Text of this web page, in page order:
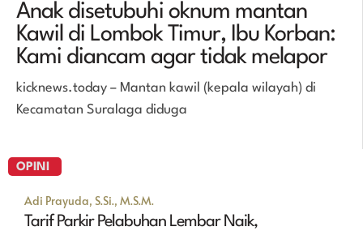
Anak disetubuhi oknum mantan
Kawil di Lombok Timur, Ibu Korban:
Kami diancam agar tidak melapor
kicknews.today – Mantan kawil (kepala wilayah) di
Kecamatan Suralaga diduga
OPINI
Adi Prayuda, S.Si., M.S.M.
Tarif Parkir Pelabuhan Lembar Naik,